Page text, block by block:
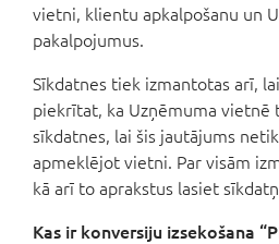
vietni, klientu apkalpošanu un
pakalpojumus.
Sīkdatnes tiek izmantotas arī,
piekrītat, ka Uzņēmuma vietnē
sīkdatnes, lai šis jautājums
apmeklējot vietni. Par visām
kā arī to aprakstus lasiet
Kas ir konversiju izsekošana